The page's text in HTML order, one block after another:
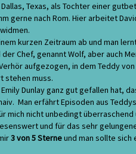
Texas, als Tochter einer
gerne nach Rom. Hier arbeitet
kurzen Zeitraum ab und man
Chef, genannt Wolf, aber auch
aufgezogen, in dem Teddy
stehen muss.
Dunlay ganz gut gefallen hat,
Man erfährt Episoden aus
mich nicht unbedingt
und für das sehr
3 von 5 Sterneund man sollte sich